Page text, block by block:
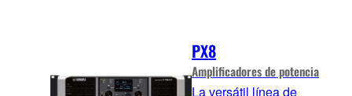
PX8
Amplificadores de potencia
La versátil línea de